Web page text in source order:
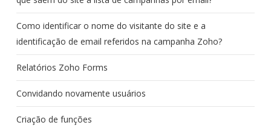
Como identificar o nome do visitante do site e a
identificação de email referidos na campanha Zoho?
Relatórios Zoho Forms
Convidando novamente usuários
Criação de funções